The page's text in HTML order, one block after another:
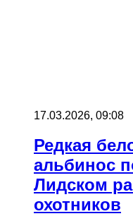
17.03.2026, 09:08
Редкая
альбинос
Лидском
охотников